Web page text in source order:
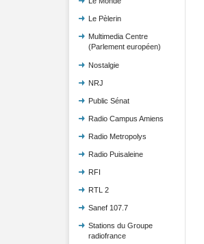
Le Pèlerin
Multimedia Centre
(Parlement européen)
Nostalgie
NRJ
Public Sénat
Radio Campus Amiens
Radio Metropolys
Radio Puisaleine
RFI
RTL 2
Sanef 107.7
Stations du Groupe
radiofrance